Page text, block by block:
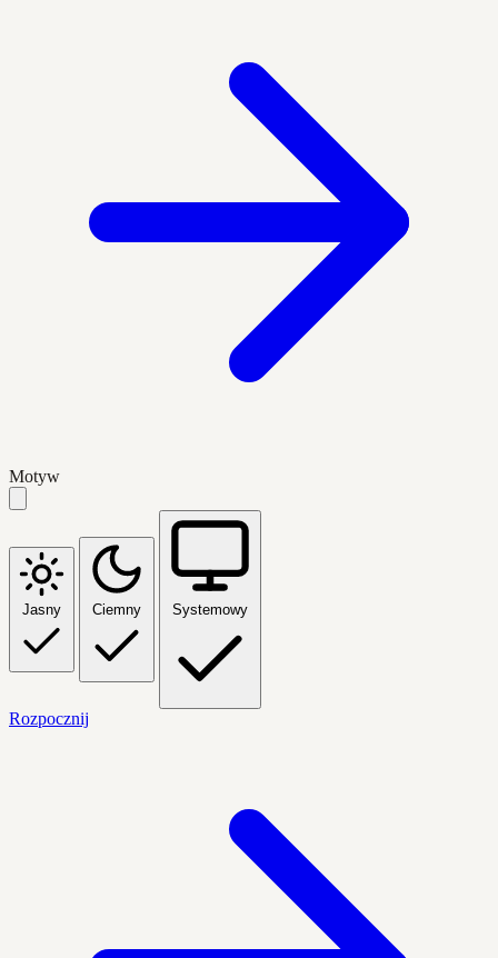
Motyw
Jasny Ciemny Systemowy
Rozpocznij